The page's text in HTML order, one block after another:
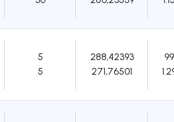
5
5
288,42393
271,76501